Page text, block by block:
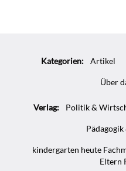
InfosKategorien: Artikel
Über
Verlag: Politik &
kindergarten heute
Eltern